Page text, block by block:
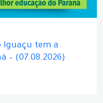
Iguaçu tem a
– (07.08.2026)